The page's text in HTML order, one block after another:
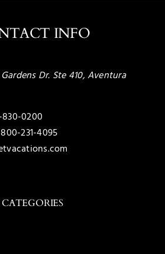
INFO
Dr. Ste 410, Aventura
0200
231-4095
CATEGORIES